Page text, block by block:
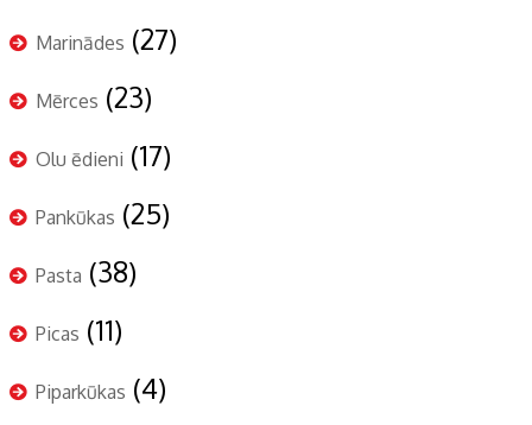
Marinādes (27)
Mērces (23)
Olu ēdieni (17)
Pankūkas (25)
Pasta (38)
Picas (11)
Piparkūkas (4)